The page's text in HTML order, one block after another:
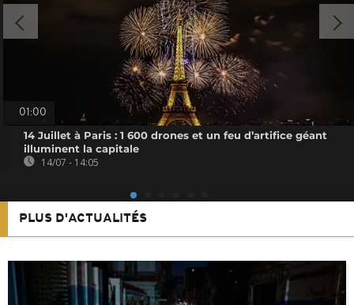
01:00
14 Juillet à Paris : 1 600 drones et un feu d’artifice géant
illuminent la capitale
14/07 - 14:05
PLUS D'ACTUALITÉS